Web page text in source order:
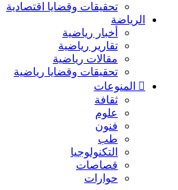
تحقيقات وقضايا اقتصادية
الرياضة
أخبار رياضية
تقارير رياضية
مقالات رياضية
تحقيقات وقضايا رياضية
المنوعات
ثقافة
علوم
فنون
طب
التكنولوجيا
قصاصات
حوارات